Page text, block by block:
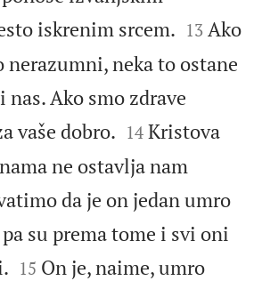
iskrenim srcem. 

13 Ako
nerazumni, neka to ostane
nas. Ako smo zdrave
vaše dobro. 

14 Kristova
ne ostavlja nam
da je on jedan umro
su prema tome i svi oni


15 On je, naime, umro